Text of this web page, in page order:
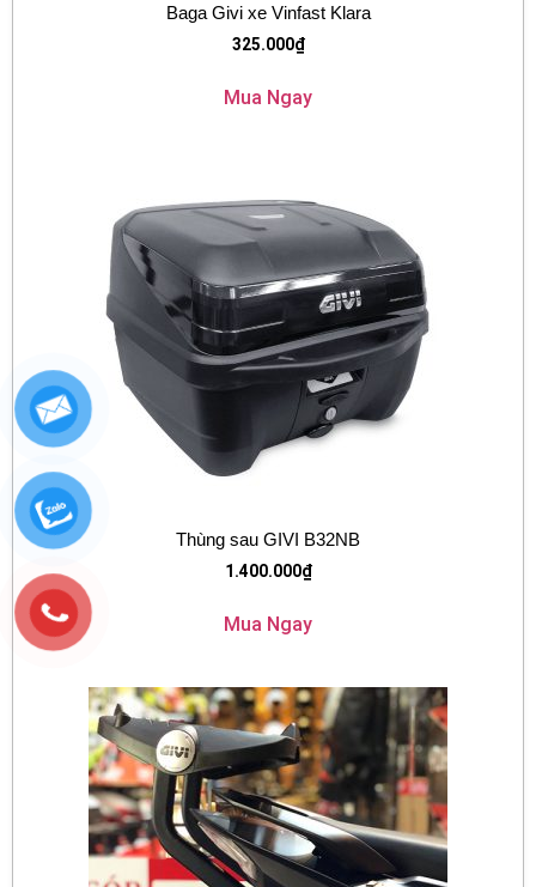
Baga Givi xe Vinfast Klara
325.000₫
Mua Ngay
Thùng sau GIVI B32NB
1.400.000₫
Mua Ngay